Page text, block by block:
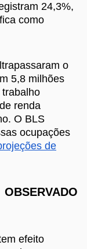
24,3%,
como
o
5,8 milhões
renda
O BLS
ocupações
de
efeito